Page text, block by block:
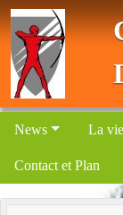
News La
Contact et Plan
Panneau de gestion